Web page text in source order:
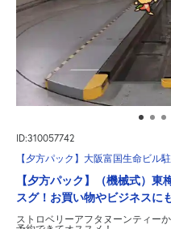
ID:310057742
【夕方パック】大阪富国生命ビル
【夕方パック】（機械式）
スグ！お買い物やビジネスに
ストロベリーアフタヌーンティー